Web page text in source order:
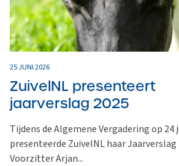
25 JUNI 2026
ZuivelNL presenteert
jaarverslag 2025
Tijdens de Algemene Vergadering op 24
presenteerde ZuivelNL haar Jaarverslag
Voorzitter Arjan...